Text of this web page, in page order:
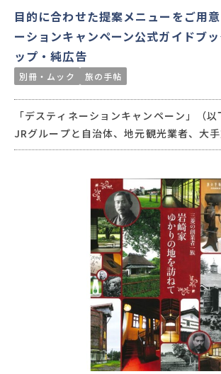
目的に合わせた提案メニューをご用
ーションキャンペーン公式ガイドブ
ップ・純広告
別冊・ムック 旅の手帖
「デスティネーションキャンペーン」（以
JRグループと自治体、地元観光業者、大
となり、一定期間県やエリアの観光宣伝
帖』特別付録の公式ガイドブックを長年手
エリアの観光スポットや魅力を余すところ